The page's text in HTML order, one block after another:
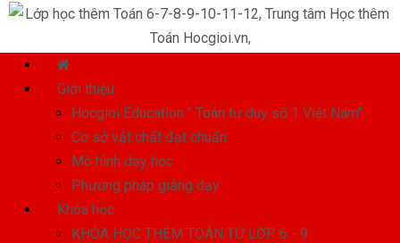
Giới thiệu
Hocgioi Education " Toán tư duy số 1 Việt Nam"
Cơ sở vật chất đạt chuẩn
Mô hình dạy học
Phương pháp giảng dạy
Khóa học
KHÓA HỌC THÊM TOÁN TỪ LỚP 6 - 9